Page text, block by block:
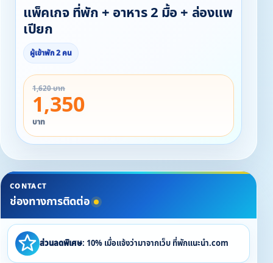
แพ็คเกจ ที่พัก + อาหาร 2 มื้อ + ล่องแพ
เปียก
ผู้เข้าพัก 2 คน
1,620 บาท
1,350
บาท
CONTACT
ช่องทางการติดต่อ
ส่วนลดพิเศษ: 10% เมื่อแจ้งว่ามาจากเว็บ ที่พักแนะนำ.com